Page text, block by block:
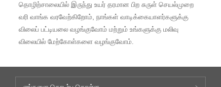
தொழிற்சாலையில் இருந்து உயர் தரமான பிற சுருள் செயல்முறை
வரி வாங்க வரவேற்கிறோம், நாங்கள் வாடிக்கையாளர்களுக்கு
விலைப் பட்டியலை வழங்குவோம் மற்றும் உங்களுக்கு மலிவு
விலையில் மேற்கோள்களை வழங்குவோம்.